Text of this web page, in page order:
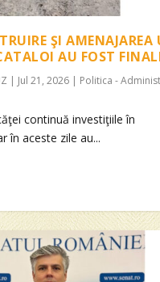
ŞI AMENAJAREA
AU FOST
| Jul 21, 2026 | Politica -
continuă investiţiile în
în aceste zile au...